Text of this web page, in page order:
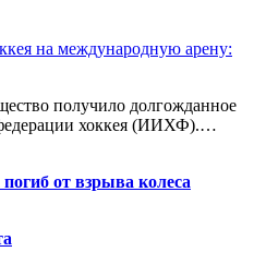
на международную арену:
получило долгожданное
хоккея (ИИХФ).…
от взрыва колеса